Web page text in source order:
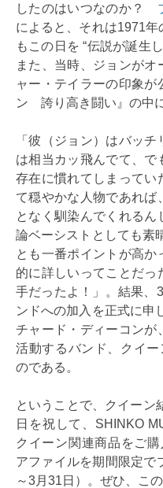
したのはいつなのか？
によると、それは1971
もこの日を “伝説が誕生
また、当時、ジョンが
ャー・テイラーの印象
ン 誇り高き闘い』の中
「彼（ジョン）はバッ
は相当カッ飛んでて、で
存在に慣れてしまってい
て穏やかな人物であれば
となく馴染んでくれる
論ベーシストとしても素
とも一番ポイントが高か
的に詳しいってことだっ
手だったよ！」。結果、
ンドへの加入を正式に申
チャード・ディーコンが
活動するバンド、クイ
のである。
ということで、クイーン
日を祝して、SHINKO
クイーン関連商品をご
アファイルを期間限定で
～3月31日）。ぜひ、こ